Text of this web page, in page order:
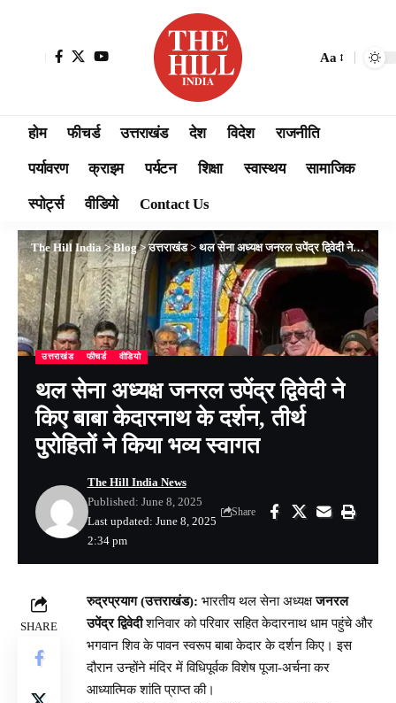
Aa
होम फीचर्ड उत्तराखंड देश विदेश राजनीति
पर्यावरण क्राइम पर्यटन शिक्षा स्वास्थय सामाजिक
स्पोर्ट्स वीडियो Contact Us
The Hill India>Blog>उत्तराखंड> थल सेना अध्यक्ष जनरल उपेंद्र द्विवेदी ने किए बाबा केदारनाथ के दर्शन, तीर्थ पुरोहितों ने किया भव्य स्वागत
उत्तराखंड फीचर्ड वीडियो
थल सेना अध्यक्ष जनरल उपेंद्र द्विवेदी ने
किए बाबा केदारनाथ के दर्शन, तीर्थ
पुरोहितों ने किया भव्य स्वागत
Last updated: June 8, 2025
2:34 pm
The Hill India News
Published: June 8, 2025
Share
SHARE
रुद्रप्रयाग (उत्तराखंड): भारतीय थल सेना अध्यक्षजनरल
उपेंद्र द्विवेदीशनिवार को परिवार सहित केदारनाथ धाम पहुंचे और
भगवान शिव के पावन स्वरूप बाबा केदार के दर्शन किए। इस
दौरान उन्होंने मंदिर में विधिपूर्वक विशेष पूजा-अर्चना कर
आध्यात्मिक शांति प्राप्त की।